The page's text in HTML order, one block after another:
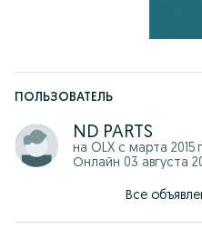
г. Астана пр. Кабанбай
ПОЛЬЗОВАТЕЛЬ
ND PARTS
на OLX с марта 2015
Онлайн 03 августа
Все